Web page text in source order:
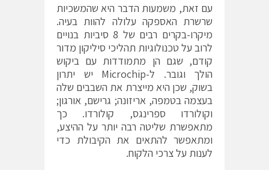
עם זאת, משמעות הדבר היא שהמשכיות
שרשרת האספקה עלולה להוות בעיה.
מיקרו-בקרים רבים של 8 סיביות בנויים
לרוב על טכנולוגיות תהליכי סיליקון מדור
קודם, שגם הן מתמודדות עם ביקוש
הולך וגובר. ל-Microchip יש יתרון
בשוק, שכן היא מייצרת את השבבים שלה
בעצמה בטמפה, אריזונה; גרישם, אורגון;
וקולורדו ספרינגס, קולורדו. כך
מתאפשרת שליטה רבה יותר על ההיצע,
ומתאפשר להתאים את הקיבולת כדי
לענות על צרכי הלקוח.